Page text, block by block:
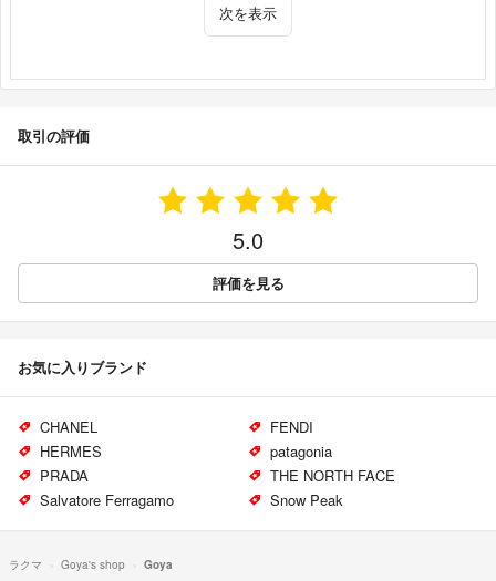
次を表示
取引の評価
5.0
評価を見る
お気に入りブランド
CHANEL
FENDI
HERMES
patagonia
PRADA
THE NORTH FACE
Salvatore Ferragamo
Snow Peak
ラクマ Goya's shop Goya